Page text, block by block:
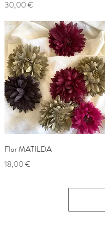
Prix
30,00 €
Aperçu rapide
Flor MATILDA
Prix
18,00 €